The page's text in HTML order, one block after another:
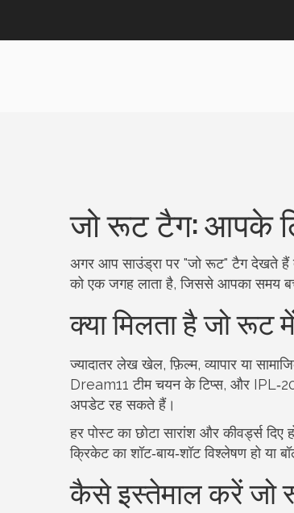
जो रूट टैग: आपके
अगर आप साउंड्रा पर "जो रूट" टैग देखते हैं
को एक जगह लाता है, जिससे आपका समय
क्या मिलता है जो रूट
ज्यादातर लेख खेल, फ़िल्म, व्यापार या
Dream11 टीम चयन के टिप्स, और
अपडेट रह सकते हैं।
हर पोस्ट का छोटा सारांश और कीवर्ड्स
क्रिकेट का शॉट‑बाय‑शॉट विश्लेषण हो या
कैसे इस्तेमाल करें जो